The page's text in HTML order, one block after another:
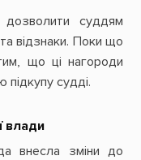
суддям
відзнаки. Поки що
що ці нагороди
судді.
влади
внесла зміни до